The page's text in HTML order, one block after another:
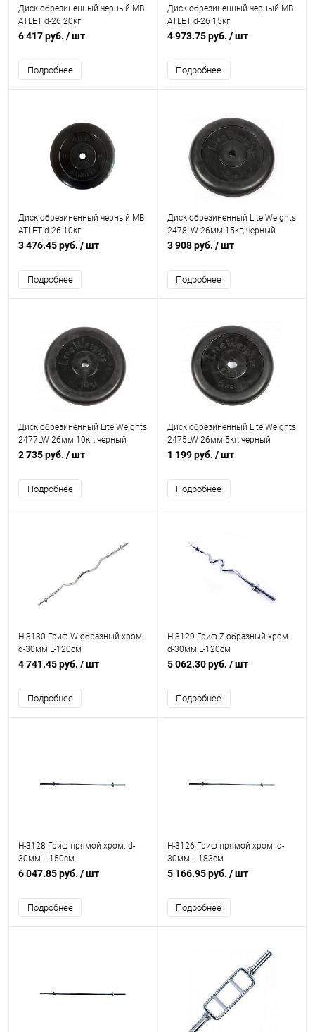
Диск обрезиненный черный MB
ATLET d-26 20кг
6 417 руб. / шт
Подробнее
Диск обрезиненный черный MB
ATLET d-26 15кг
4 973.75 руб. / шт
Подробнее
Диск обрезиненный черный MB
ATLET d-26 10кг
3 476.45 руб. / шт
Подробнее
Диск обрезиненный Lite Weights
2478LW 26мм 15кг, черный
3 908 руб. / шт
Подробнее
Диск обрезиненный Lite Weights
2477LW 26мм 10кг, черный
2 735 руб. / шт
Подробнее
Диск обрезиненный Lite Weights
2475LW 26мм 5кг, черный
1 199 руб. / шт
Подробнее
H-3130 Гриф W-образный хром.
d-30мм L-120см
4 741.45 руб. / шт
Подробнее
H-3129 Гриф Z-образный хром.
d-30мм L-120см
5 062.30 руб. / шт
Подробнее
H-3128 Гриф прямой хром. d-
30мм L-150см
6 047.85 руб. / шт
Подробнее
H-3126 Гриф прямой хром. d-
30мм L-183см
5 166.95 руб. / шт
Подробнее